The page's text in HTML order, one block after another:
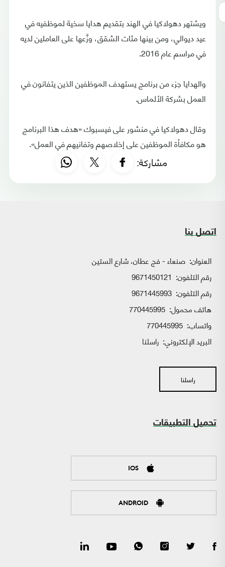
ويشتهر دهولاكيا في الهند بتقديم هدايا سخية لموظفيه في
عيد ديوالي، ومن بينها مئات الشقق، وزَّعها على العاملين لديه
في مراسم عام 2016.
والهدايا جزء من برنامج يستهدف الموظفين الذين يتفانون في
العمل بشركة الألماس.
وقال دهولاكيا في منشور على فيسبوك «هدف هذا البرنامج
هو مكافأة الموظفين على إخلاصهم وتفانيهم في العمل».
مشاركة:
اتصل بنا
العنوان: صنعاء - فج عطان، شارع الستين
رقم التلفون: 9671450121
رقم التلفون: 9671445993
هاتف محمول: 770445995
واتساب:
البريد الإلكتروني: راسلنا
راسلنا
تحميل التطبيقات
IOS
ANDROID